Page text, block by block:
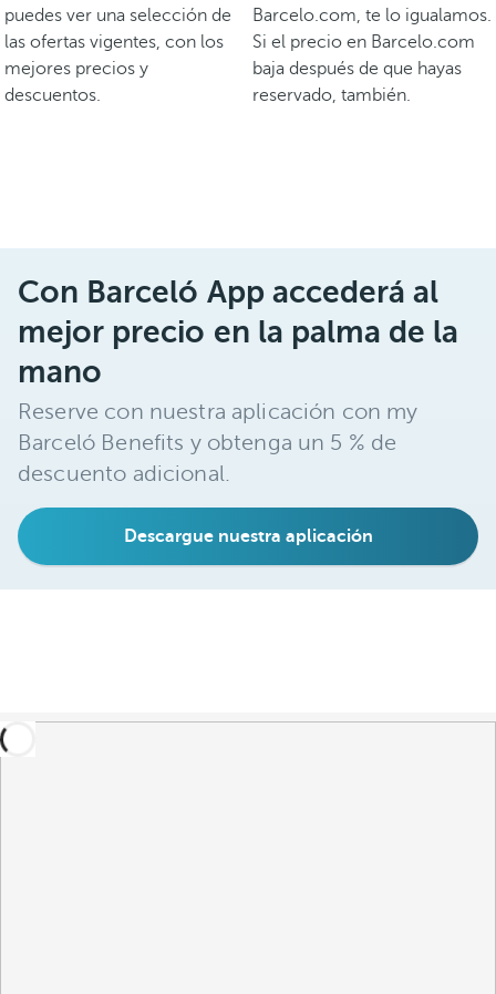
puedes ver una selección de
las ofertas vigentes, con los
mejores precios y
descuentos.
Barcelo.com, te lo igualamos.
Si el precio en Barcelo.com
baja después de que hayas
reservado, también.
Con Barceló App accederá al
mejor precio en la palma de la
mano
Reserve con nuestra aplicación con my
Barceló Benefits y obtenga un 5 % de
descuento adicional.
Descargue nuestra aplicación